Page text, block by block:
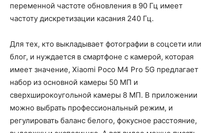
переменной частоте обновления в 90 Гц имеет
частоту дискретизации касания 240 Гц.
Для тех, кто выкладывает фотографии в соцсети или
блог, и нуждается в смартфоне с камерой, которая
имеет значение, Xiaomi Poco M4 Pro 5G предлагает
набор из основной камеры 50 МП и
сверхширокоугольной камеры 8 МП. В приложении
можно выбрать профессиональный режим, и
регулировать баланс белого, фокусное расстояние,